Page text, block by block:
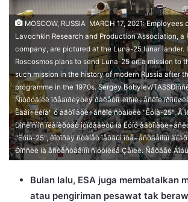
email
MOSCOW, RUSSIA  MARCH 17, 2021: Employees
Lavochkin Research and Production Association, a
company, are pictured at the Luna-25 lunar lander.
Roscosmos plans to send Luna-25 on a mission to
such mission in the history of modern Russia after
programme in the 1970s. Sergey Bobylev/
Ñîòðóäíèê ïðåäïðèÿòèÿ ðàêåòíî-êîñìè÷åñêîé
Ëàâî÷êèíà" ó àâòîìàòè÷åñêîé ñòàíöèè "Ëóíà-25". Â
Ðîñêîñìîñ ïëàíèðóåò îòïðàâèòü íà Ëóíó
"Ëóíà-25", êîòîðàÿ ñòàíåò ïåðâûì îòå÷åñòâåííûì
Ðîññèè íà åñòåñòâåííîì ñïóòíèêå Çåìëè. Ñåðãåé
Bulan lalu, ESA juga membatalkan
atau pengiriman pesawat tak